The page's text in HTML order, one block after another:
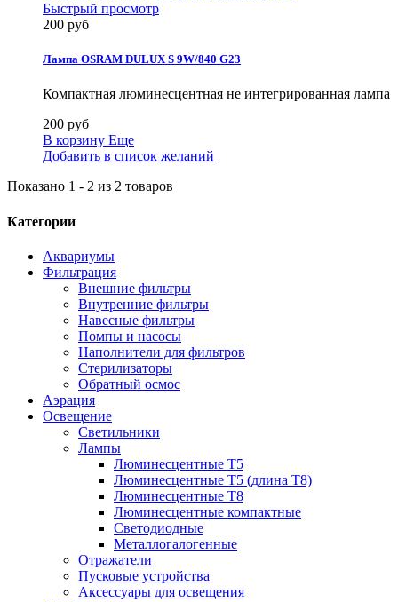
Быстрый просмотр
200 руб
Лампа OSRAM DULUX S 9W/840 G23
Компактная люминесцентная не интегрированная лампа
200 руб
В корзину Еще
Добавить в список желаний
Показано 1 - 2 из 2 товаров
Категории
Аквариумы
Фильтрация
Внешние фильтры
Внутренние фильтры
Навесные фильтры
Помпы и насосы
Наполнители для фильтров
Стерилизаторы
Обратный осмос
Аэрация
Освещение
Светильники
Лампы
Люминесцентные T5
Люминесцентные T5 (длина T8)
Люминесцентные T8
Люминесцентные компактные
Светодиодные
Металлогалогенные
Отражатели
Пусковые устройства
Аксессуары для освещения